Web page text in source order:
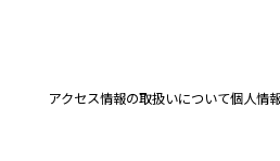
アクセス情報の取扱いについて個人情